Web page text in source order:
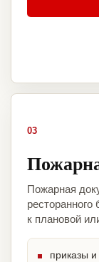
03
Пожарная
к плановой
приказы